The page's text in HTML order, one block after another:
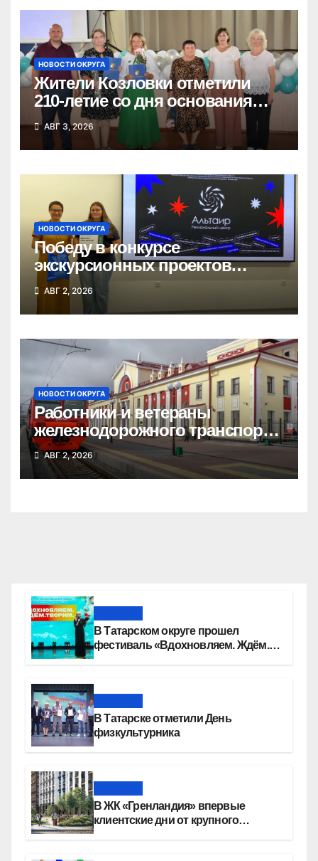
НОВОСТИ ОКРУГА
Жители Козловки отметили
210-летие со дня основания
села
АВГ 3, 2026
НОВОСТИ ОКРУГА
Победу в конкурсе
экскурсионных проектов
одержала школьница из
Татарска
АВГ 2, 2026
НОВОСТИ ОКРУГА
Работники и ветераны
железнодорожного транспорта
Татарского округа принимают
поздравления
АВГ 2, 2026
В Татарском округе прошел
фестиваль «Вдохновляем. Ждём.
В Татарске отметили День
физкультурника
В ЖК «Гренландия» впервые
клиентские дни от крупного